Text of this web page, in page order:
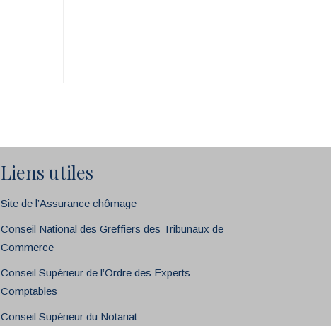
Liens utiles
Site de l’Assurance chômage
Conseil National des Greffiers des Tribunaux de
Commerce
Conseil Supérieur de l’Ordre des Experts
Comptables
Conseil Supérieur du Notariat